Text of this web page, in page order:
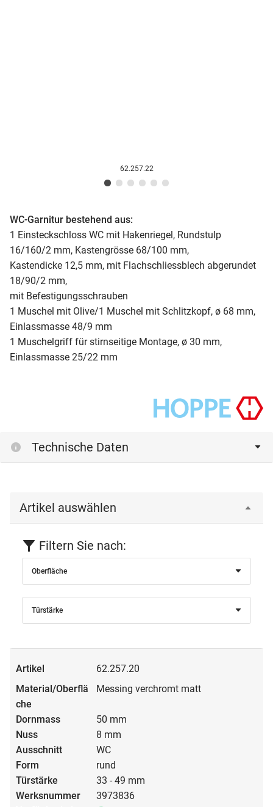
62.257.22
WC-Garnitur bestehend aus:
1 Einsteckschloss WC mit Hakenriegel, Rundstulp
16/160/2 mm, Kastengrösse 68/100 mm,
Kastendicke 12,5 mm, mit Flachschliessblech abgerundet
18/90/2 mm,
mit Befestigungsschrauben
1 Muschel mit Olive/1 Muschel mit Schlitzkopf, ø 68 mm,
Einlassmasse 48/9 mm
1 Muschelgriff für stirnseitige Montage, ø 30 mm,
Einlassmasse 25/22 mm
Technische Daten
Artikel auswählen
Filtern Sie nach:
Oberfläche
Türstärke
62.257.20
Messing verchromt matt
50 mm
8 mm
WC
rund
33 - 49 mm
3973836